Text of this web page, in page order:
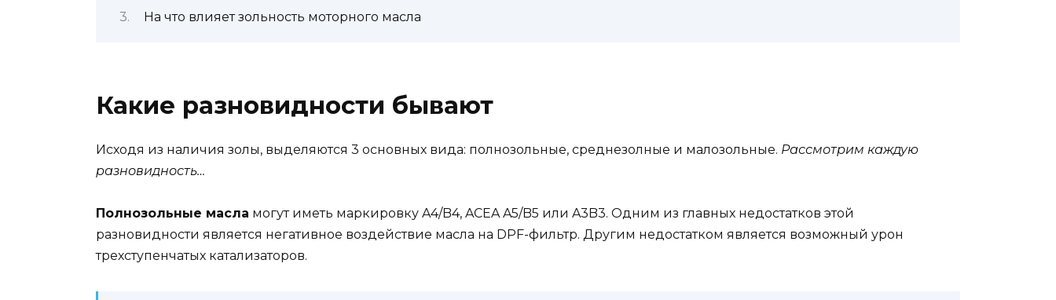
На что влияет зольность моторного масла
Какие разновидности бывают
Исходя из наличия золы, выделяются 3 основных вида: полнозольные, среднезолные и малозольные. Рассмотрим каждую
разновидность…
Полнозольные масла могут иметь маркировку A4/B4, ACEA A5/B5 или A3B3. Одним из главных недостатков этой
разновидности является негативное воздействие масла на DPF-фильтр. Другим недостатком является возможный урон
трехступенчатых катализаторов.